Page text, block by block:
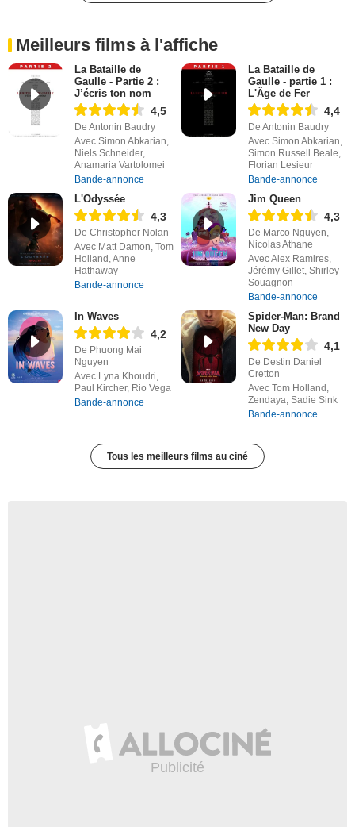
Meilleurs films à l'affiche
La Bataille de
Gaulle - Partie 2 :
J’écris ton nom
4,5
De Antonin Baudry
Avec Simon Abkarian,
Niels Schneider,
Anamaria Vartolomei
Bande-annonce
La Bataille de
Gaulle - partie 1 :
L'Âge de Fer
4,4
De Antonin Baudry
Avec Simon Abkarian,
Simon Russell Beale,
Florian Lesieur
Bande-annonce
L'Odyssée
4,3
De Christopher Nolan
Avec Matt Damon, Tom
Holland, Anne
Hathaway
Bande-annonce
Jim Queen
4,3
De Marco Nguyen,
Nicolas Athane
Avec Alex Ramires,
Jérémy Gillet, Shirley
Souagnon
Bande-annonce
In Waves
4,2
De Phuong Mai
Nguyen
Avec Lyna Khoudri,
Paul Kircher, Rio Vega
Bande-annonce
Spider-Man: Brand
New Day
4,1
De Destin Daniel
Cretton
Avec Tom Holland,
Zendaya, Sadie Sink
Bande-annonce
Tous les meilleurs films au ciné